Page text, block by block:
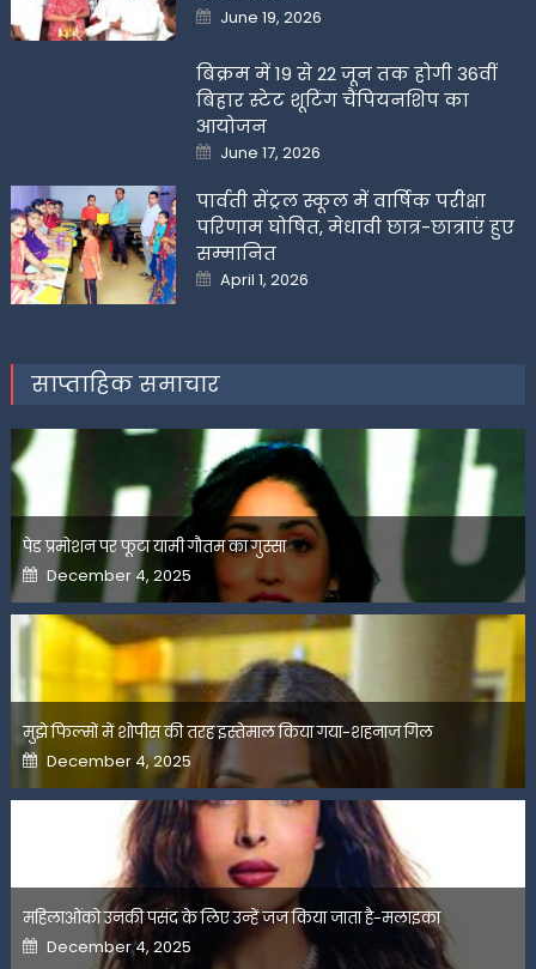
Posted
on
June 19, 2026
बिक्रम में 19 से 22 जून तक होगी 36वीं
बिहार स्टेट शूटिंग चैंपियनशिप का
आयोजन
Posted
on
June 17, 2026
पार्वती सेंट्रल स्कूल में वार्षिक परीक्षा
परिणाम घोषित, मेधावी छात्र-छात्राएं हुए
सम्मानित
Posted
on
April 1, 2026
साप्ताहिक समाचार
पेड प्रमोशन पर फूटा यामी गौतम का गुस्सा
Posted
on
December 4, 2025
मुझे फिल्मों में शोपीस की तरह इस्तेमाल किया गया-शहनाज गिल
Posted
on
December 4, 2025
महिलाओंको उनकी पसंद के लिए उन्हें जज किया जाता है-मलाइका
Posted
on
December 4, 2025